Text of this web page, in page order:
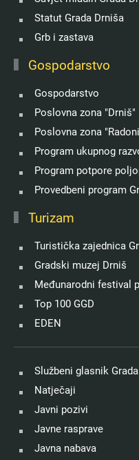
Statut Grada Drniša
Grb i zastava
Gospodarstvo
Gospodarstvo
Poslovna zona "Drniš"
Poslovna zona
Program ukupnog
Program potpore
Provedbeni program
Turizam
Turistička zajednica
Gradski muzej Drniš
Međunarodni festival
Top 100 GGD
EDEN
Službeni glasnik
Natječaji
Javni pozivi
Javne rasprave
Javna nabava